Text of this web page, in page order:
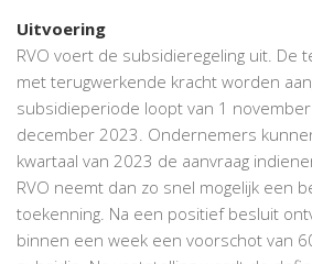
Uitvoering
RVO voert de subsidieregeling uit. De
met terugwerkende kracht worden
subsidieperiode loopt van 1
december 2023. Ondernemers
kwartaal van 2023 de aanvraag
RVO neemt dan zo snel mogelijk een
toekenning. Na een positief besluit
binnen een week een voorschot van